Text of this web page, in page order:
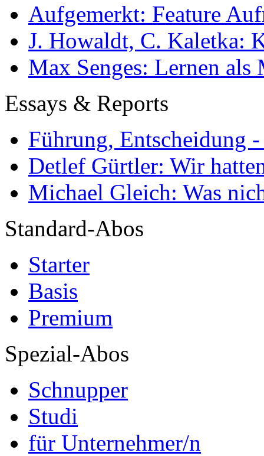
Aufgemerkt: Feature
J. Howaldt, C. Kaletka:
Max Senges: Lernen als
Essays & Reports
Führung, Entscheidung
Detlef Gürtler: Wir
Michael Gleich: Was
Standard-Abos
Starter
Basis
Premium
Spezial-Abos
Schnupper
Studi
für Unternehmer/n